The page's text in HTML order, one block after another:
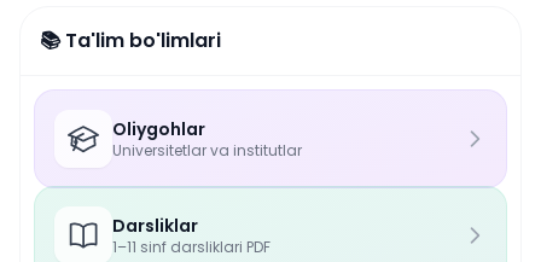
📚 Ta'lim bo'limlari
Oliygohlar
Universitetlar va institutlar
Darsliklar
1–11 sinf darsliklari PDF